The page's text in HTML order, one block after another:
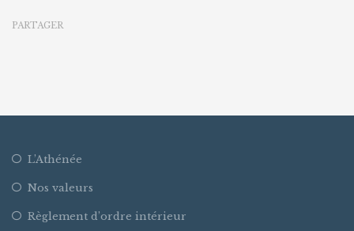
PARTAGER
L’Athénée
Nos valeurs
Règlement d’ordre intérieur